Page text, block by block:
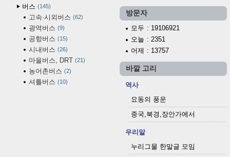
버스 145
고속·시외버스 62
광역버스 9
공항버스 15
시내버스 26
마을버스, DRT 21
농어촌버스 2
셔틀버스 10
방문자
모두 : 19106921
오늘 : 2351
어제 : 13757
바깥 고리
역사
요동의 풍운
중국,북경,장안가에서
우리말
누리그물 한말글 모임